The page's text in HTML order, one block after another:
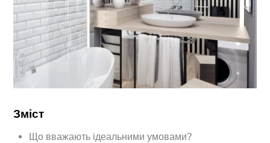
Зміст
Що вважають ідеальними умовами?